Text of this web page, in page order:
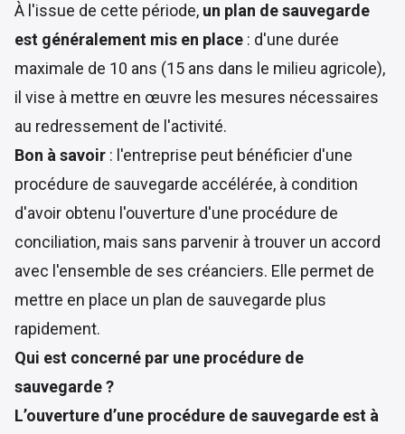
À l'issue de cette période, un plan de sauvegarde
est généralement mis en place : d'une durée
maximale de 10 ans (15 ans dans le milieu agricole),
il vise à mettre en œuvre les mesures nécessaires
au redressement de l'activité.
Bon à savoir : l'entreprise peut bénéficier d'une
procédure de sauvegarde accélérée, à condition
d'avoir obtenu l'ouverture d'une procédure de
conciliation, mais sans parvenir à trouver un accord
avec l'ensemble de ses créanciers. Elle permet de
mettre en place un plan de sauvegarde plus
rapidement.
Qui est concerné par une procédure de
sauvegarde ?
L’ouverture d’une procédure de sauvegarde est à